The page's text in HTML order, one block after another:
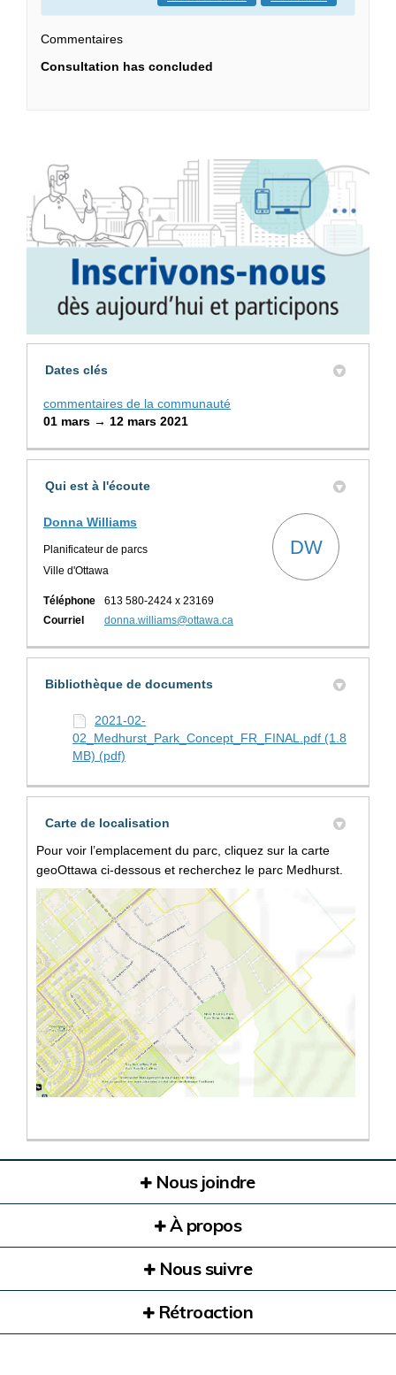
Commentaires
Consultation has concluded
Dates clés
commentaires de la communauté
01 mars → 12 mars 2021
Qui est à l'écoute
Donna Williams
Planificateur de parcs
Ville d'Ottawa
DW
Téléphone
613 580-2424 x 23169
Courriel
donna.williams@ottawa.ca
Bibliothèque de documents
2021-02-
02_Medhurst_Park_Concept_FR_FINAL.pdf (1.8
MB) (pdf)
Carte de localisation
Pour voir l’emplacement du parc, cliquez sur la carte
geoOttawa ci-dessous et recherchez le parc Medhurst.
Nous joindre
À propos
Nous suivre
Rétroaction